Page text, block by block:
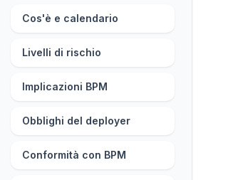
Cos'è e calendario
Livelli di rischio
Implicazioni BPM
Obblighi del deployer
Conformità con BPM